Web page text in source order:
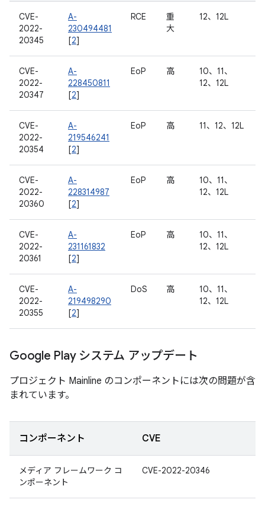
CVE-
2022-
20345
A-
230494481
[2]
RCE
重
大
12、12L
CVE-
2022-
20347
A-
228450811
[2]
EoP 高
10、11、
12、12L
CVE-
2022-
20354
A-
219546241
[2]
EoP 高 11、12、12L
CVE-
2022-
20360
A-
228314987
[2]
EoP 高
10、11、
12、12L
CVE-
2022-
20361
A-
231161832
[2]
EoP 高
10、11、
12、12L
CVE-
2022-
20355
A-
219498290
[2]
DoS 高
10、11、
12、12L
Google Play システム アップデート
プロジェクト Mainline のコンポーネントには次の問題が含
まれています。
コンポーネント CVE
メディア フレームワーク コ
ンポーネント
CVE-2022-20346